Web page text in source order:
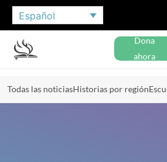
Español
Dona
ahora
Todas las noticiasHistorias por región